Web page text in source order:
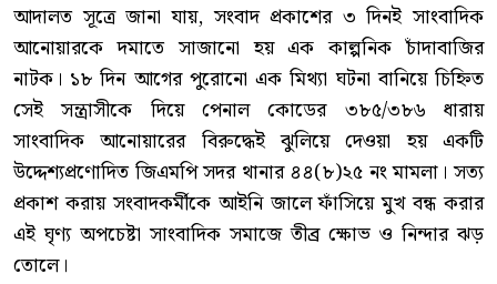
আদালত সূত্রে জানা যায়, সংবাদ প্রকাশের ৩ দিনই সাংবাদিক
আনোয়ারকে দমাতে সাজানো হয় এক কাল্পনিক চাঁদাবাজির
নাটক। ১৮ দিন আগের পুরোনো এক মিথ্যা ঘটনা বানিয়ে চিহ্নিত
সেই সন্ত্রাসীকে দিয়ে পেনাল কোডের ৩৮৫/৩৮৬ ধারায়
সাংবাদিক আনোয়ারের বিরুদ্ধেই ঝুলিয়ে দেওয়া হয় একটি
উদ্দেশ্যপ্রণোদিত জিএমপি সদর থানার ৪৪(৮)২৫ নং মামলা। সত্য
প্রকাশ করায় সংবাদকর্মীকে আইনি জালে ফাঁসিয়ে মুখ বন্ধ করার
এই ঘৃণ্য অপচেষ্টা সাংবাদিক সমাজে তীব্র ক্ষোভ ও নিন্দার ঝড়
তোলে।